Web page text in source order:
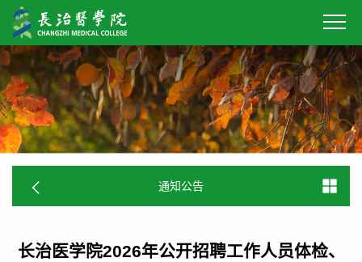
通知公告
长治医学院2026年公开招聘工作人员体检、